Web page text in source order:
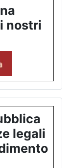
nostri
legali